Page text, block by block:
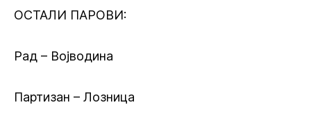
ОСТАЛИ ПАРОВИ:
Рад – Војводина
Партизан – Лозница